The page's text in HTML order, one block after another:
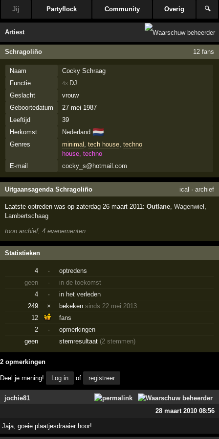
Jij Partyflock Community Overig 🔍
Artiest
Schragoliño 12 fans
Naam
Cocky Schraag
Functie
4× DJ
Geslacht
vrouw
Geboortedatum
27 mei 1987
Leeftijd
39
Herkomst
Nederland 🇳🇱
Genres minimal tech house, techno
house, techno
E-mail
cocky_s@hotmail.com
Uitgaansagenda Schragoliño ical · archief
Laatste optreden was op zaterdag 26 maart 2011:Outlane ,Wagenwiel
Lambertschaag
toon archief, 4 evenementen
Statistieken
4 ·
optredens
geen
·
in de toekomst
4
·
in het verleden
249
× bekekensinds 22 mei 2013
12
fans
2
·
opmerkingen
geen
stemresultaat (2 stemmen)
2 opmerkingen
Deel je mening! Log in of registreer
jochie81
28 maart 2010 08:56
Jaja, goeie plaatjesdraaier hoor!